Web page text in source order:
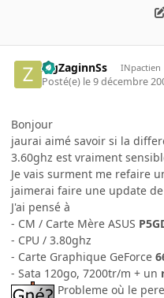
ZigZaginnSs INpactien
Posté(e) le 9 décembre
Bonjour
jaurai aimé savoir si la
3.60ghz est vraiment
Je vais surment me refaire
jaimerai faire une update
J'ai pensé à
- CM / Carte Mère ASUS
- CPU / 3.80ghz
- Carte Graphique GeForce
- Sata 120go, 7200tr/m + un
Probleme où le